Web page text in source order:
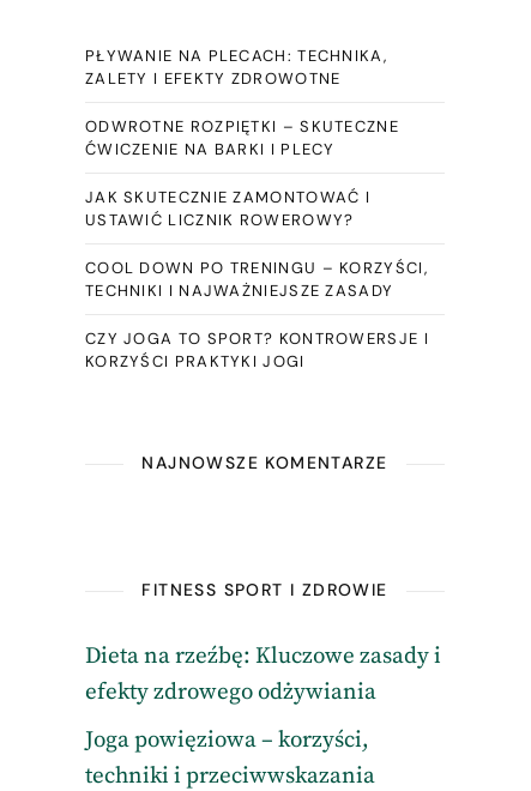
PŁYWANIE NA PLECACH: TECHNIKA,
ZALETY I EFEKTY ZDROWOTNE
ODWROTNE ROZPIĘTKI – SKUTECZNE
ĆWICZENIE NA BARKI I PLECY
JAK SKUTECZNIE ZAMONTOWAĆ I
USTAWIĆ LICZNIK ROWEROWY?
COOL DOWN PO TRENINGU – KORZYŚCI,
TECHNIKI I NAJWAŻNIEJSZE ZASADY
CZY JOGA TO SPORT? KONTROWERSJE I
KORZYŚCI PRAKTYKI JOGI
NAJNOWSZE KOMENTARZE
FITNESS SPORT I ZDROWIE
Dieta na rzeźbę: Kluczowe zasady i
efekty zdrowego odżywiania
Joga powięziowa – korzyści,
techniki i przeciwwskazania